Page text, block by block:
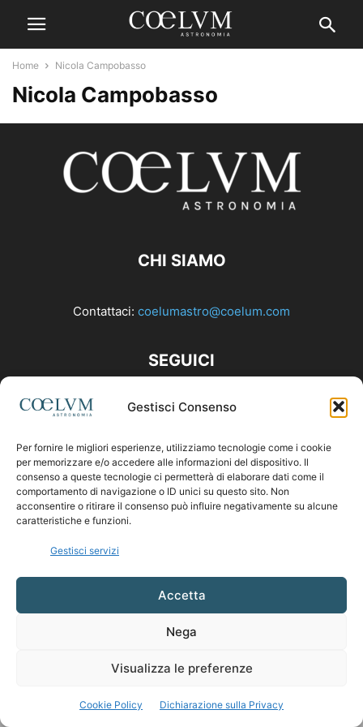
Gestisci Consenso
Per fornire le migliori esperienze, utilizziamo tecnologie come i cookie
per memorizzare e/o accedere alle informazioni del dispositivo. Il
consenso a queste tecnologie ci permetterà di elaborare dati come il
comportamento di navigazione o ID unici su questo sito. Non
acconsentire o ritirare il consenso può influire negativamente su alcune
caratteristiche e funzioni.
Gestisci servizi
Accetta
Nega
Visualizza le preferenze
Cookie Policy Dichiarazione sulla Privacy
Home Nicola Campobasso
Nicola Campobasso
CHI SIAMO
Contattaci: coelumastro@coelum.com
SEGUICI